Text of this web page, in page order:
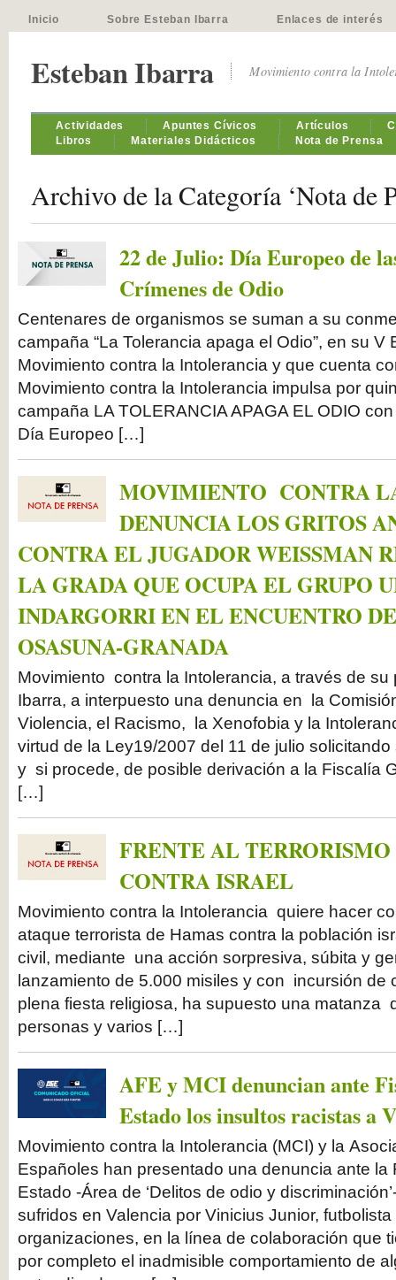
Inicio Sobre Esteban Ibarra Enlaces de interés
Esteban Ibarra Movimiento contra la
Actividades Apuntes Cívicos Artículos
Libros
Materiales Didácticos Nota de Prensa
Archivo de la Categoría ‘Nota de
22 de Julio: Día Europeo de
Crímenes de Odio
Centenares de organismos se suman a su
campaña “La Tolerancia apaga el Odio”, en su V
Movimiento contra la Intolerancia y que cuenta
Movimiento contra la Intolerancia impulsa por
campaña LA TOLERANCIA APAGA EL ODIO
Día Europeo […]
MOVIMIENTO CONTRA
DENUNCIA LOS GRITOS
CONTRA EL JUGADOR WEISSMAN
LA GRADA QUE OCUPA EL GRUPO
INDARGORRI EN EL ENCUENTRO
OSASUNA-GRANADA
Movimiento contra la Intolerancia, a través de su
Ibarra, a interpuesto una denuncia en la
Violencia, el Racismo, la Xenofobia y la
virtud de la Ley19/2007 del 11 de julio
y si procede, de posible derivación a la Fiscalía
[…]
FRENTE AL
CONTRA ISRAEL
Movimiento contra la Intolerancia quiere hacer
ataque terrorista de Hamas contra la población
civil, mediante una acción sorpresiva, súbita y
lanzamiento de 5.000 misiles y con incursión
plena fiesta religiosa, ha supuesto una matanza
personas y varios […]
AFE y MCI denuncian ante
Estado los insultos racistas a
Movimiento contra la Intolerancia (MCI) y la
Españoles han presentado una denuncia ante la
Estado -Área de ‘Delitos de odio y
sufridos en Valencia por Vinicius Junior,
organizaciones, en la línea de colaboración que
por completo el inadmisible comportamiento de